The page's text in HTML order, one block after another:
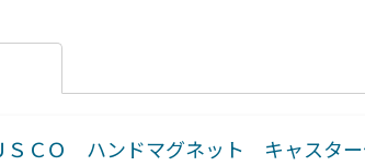
ＳＣＯ ハンドマグネット キャスタ